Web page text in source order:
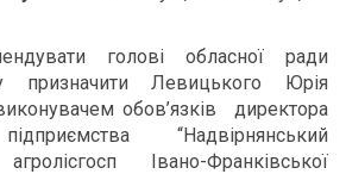
голові обласної ради
призначити Левицького Юрія
обов’язків директора
“Надвірнянський
Івано-Франківської